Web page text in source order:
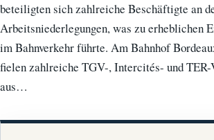
beteiligten sich zahlreiche Beschäftigte an
Arbeitsniederlegungen, was zu erheblichen
im Bahnverkehr führte. Am Bahnhof
fielen zahlreiche TGV-, Intercités- und TER-
aus…